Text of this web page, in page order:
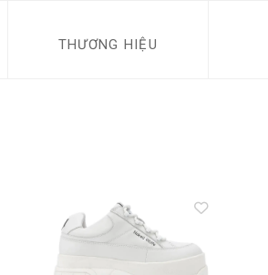
THƯƠNG HIỆU
Add to